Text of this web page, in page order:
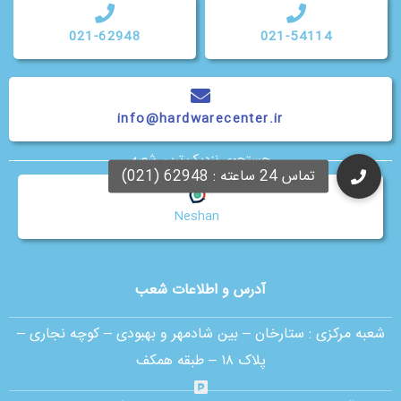
آدرس و اطلاعات شعب
شعبه مرکزی : ستارخان – بین شادمهر و بهبودی – کوچه نجاری –
پلاک ۱۸ – طبقه همکف
021-54114
021-62948
info@hardwarecenter.ir
جستجوی نزدیک ترین شعبه
Neshan